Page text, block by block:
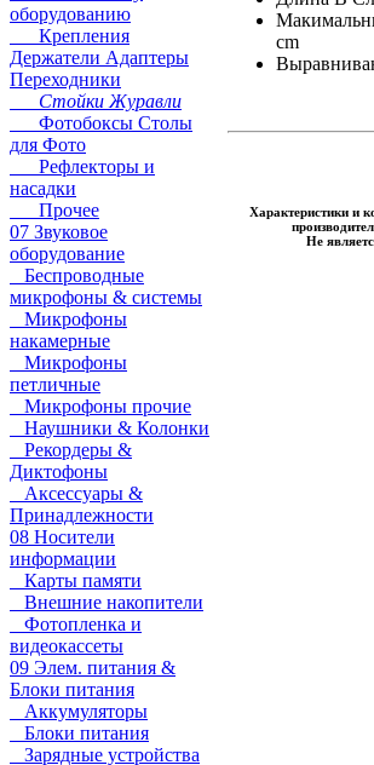
оборудованию
Крепления
Держатели Адаптеры
Переходники
Стойки Журавли
Фотобоксы Столы
для Фото
Рефлекторы и
насадки
Прочее
07 Звуковое
оборудование
Беспроводные
микрофоны & системы
Микрофоны
накамерные
Микрофоны
петличные
Микрофоны прочие
Наушники & Колонки
Рекордеры &
Диктофоны
Аксессуары &
Принадлежности
08 Носители
информации
Карты памяти
Внешние накопители
Фотопленка и
видеокассеты
09 Элем. питания &
Блоки питания
Аккумуляторы
Блоки питания
Зарядные устройства
cm
Характеристики и
Не